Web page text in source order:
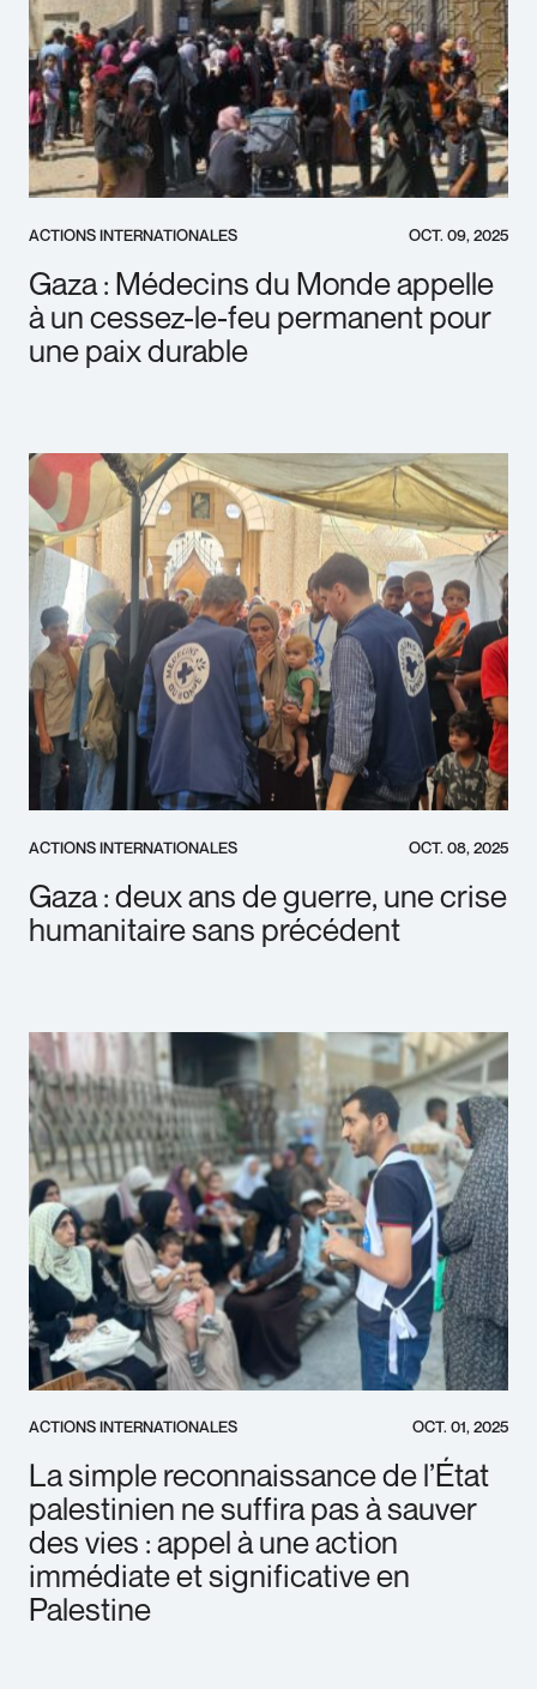
ACTIONS INTERNATIONALES OCT. 09, 2025
Gaza : Médecins du Monde appelle
à un cessez-le-feu permanent pour
une paix durable
ACTIONS INTERNATIONALES OCT. 08, 2025
Gaza : deux ans de guerre, une crise
humanitaire sans précédent
ACTIONS INTERNATIONALES OCT. 01, 2025
La simple reconnaissance de l’État
palestinien ne suffira pas à sauver
des vies : appel à une action
immédiate et significative en
Palestine